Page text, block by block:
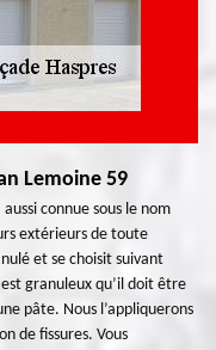
Lemoine 59
connue sous le nom
extérieurs de toute
et se choisit suivant
granuleux qu’il doit être
pâte. Nous l’appliquerons
de fissures. Vous